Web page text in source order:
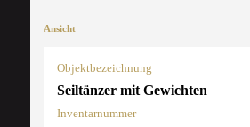
Ansicht
Objektbezeichnung
Seiltänzer mit Gewichten
Inventarnummer